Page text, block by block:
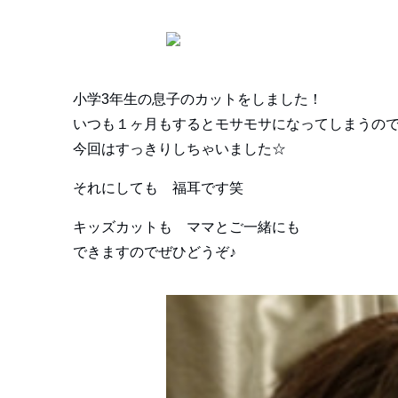
小学3年生の息子のカットをしました！
いつも１ヶ月もするとモサモサになってしまうの
今回はすっきりしちゃいました☆
それにしても 福耳です笑
キッズカットも ママとご一緒にも
できますのでぜひどうぞ♪